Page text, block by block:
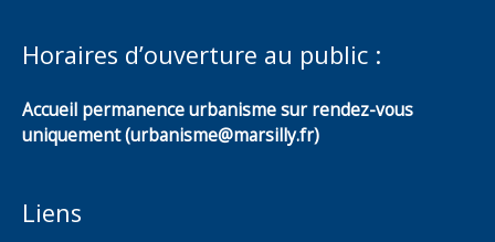
Horaires d’ouverture au public :
Accueil permanence urbanisme sur rendez-vous
uniquement (urbanisme@marsilly.fr)
Liens